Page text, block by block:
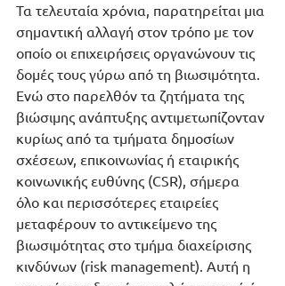
Τα τελευταία χρόνια, παρατηρείται μια
σημαντική αλλαγή στον τρόπο με τον
οποίο οι επιχειρήσεις οργανώνουν τις
δομές τους γύρω από τη βιωσιμότητα.
Ενώ στο παρελθόν τα ζητήματα της
βιώσιμης ανάπτυξης αντιμετωπίζονταν
κυρίως από τα τμήματα δημοσίων
σχέσεων, επικοινωνίας ή εταιρικής
κοινωνικής ευθύνης (CSR), σήμερα
όλο και περισσότερες εταιρείες
μεταφέρουν το αντικείμενο της
βιωσιμότητας στο τμήμα διαχείρισης
κινδύνων (risk management). Αυτή η